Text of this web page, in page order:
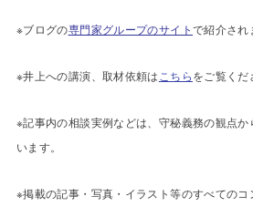
※ブログの専門家グループのサイトで紹介され
※井上への講演、取材依頼は こちらをご覧くだ
※記事内の相談実例などは、守秘義務の観点
います。
※掲載の記事・写真・イラスト等のすべての